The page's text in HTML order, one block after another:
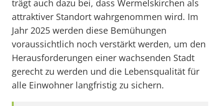
trägt auch dazu bei, dass Wermelskirchen als
attraktiver Standort wahrgenommen wird. Im
Jahr 2025 werden diese Bemühungen
voraussichtlich noch verstärkt werden, um den
Herausforderungen einer wachsenden Stadt
gerecht zu werden und die Lebensqualität für
alle Einwohner langfristig zu sichern.